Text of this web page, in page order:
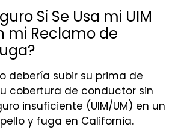
Si Se Usa mi UIM
mi Reclamo de
debería subir su prima de
cobertura de conductor sin
insuficiente (UIM/UM) en un
y fuga en California.